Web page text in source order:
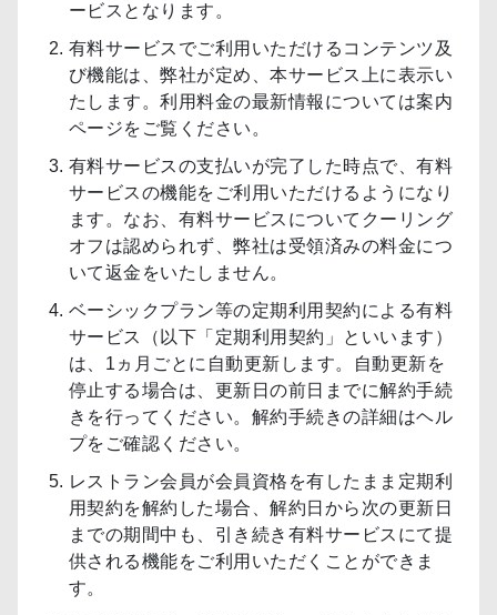
ービスとなります。
有料サービスでご利用いただけるコンテンツ及
び機能は、弊社が定め、本サービス上に表示い
たします。利用料金の最新情報については案内
ページをご覧ください。
有料サービスの支払いが完了した時点で、有料
サービスの機能をご利用いただけるようになり
ます。なお、有料サービスについてクーリング
オフは認められず、弊社は受領済みの料金につ
いて返金をいたしません。
ベーシックプラン等の定期利用契約による有料
サービス（以下「定期利用契約」といいます）
は、1ヵ月ごとに自動更新します。自動更新を
停止する場合は、更新日の前日までに解約手続
きを行ってください。解約手続きの詳細はヘル
プをご確認ください。
レストラン会員が会員資格を有したまま定期利
用契約を解約した場合、解約日から次の更新日
までの期間中も、引き続き有料サービスにて提
供される機能をご利用いただくことができま
す。